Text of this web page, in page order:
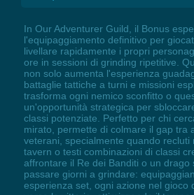
In Our Adventurer Guild, il Bonus
l'equipaggiamento definitivo per
livellare rapidamente i propri
ore in sessioni di grinding ripetitive.
non solo aumenta l'esperienza
battaglie tattiche a turni e missioni
trasforma ogni nemico sconfitto o
un'opportunità strategica per
classi potenziate. Perfetto per chi
mirato, permette di colmare il gap tra
veterani, specialmente quando recluti
tavern o testi combinazioni di classi
affrontare il Re dei Banditi o un drago
passare giorni a grindare:
esperienza set, ogni azione nel gioco